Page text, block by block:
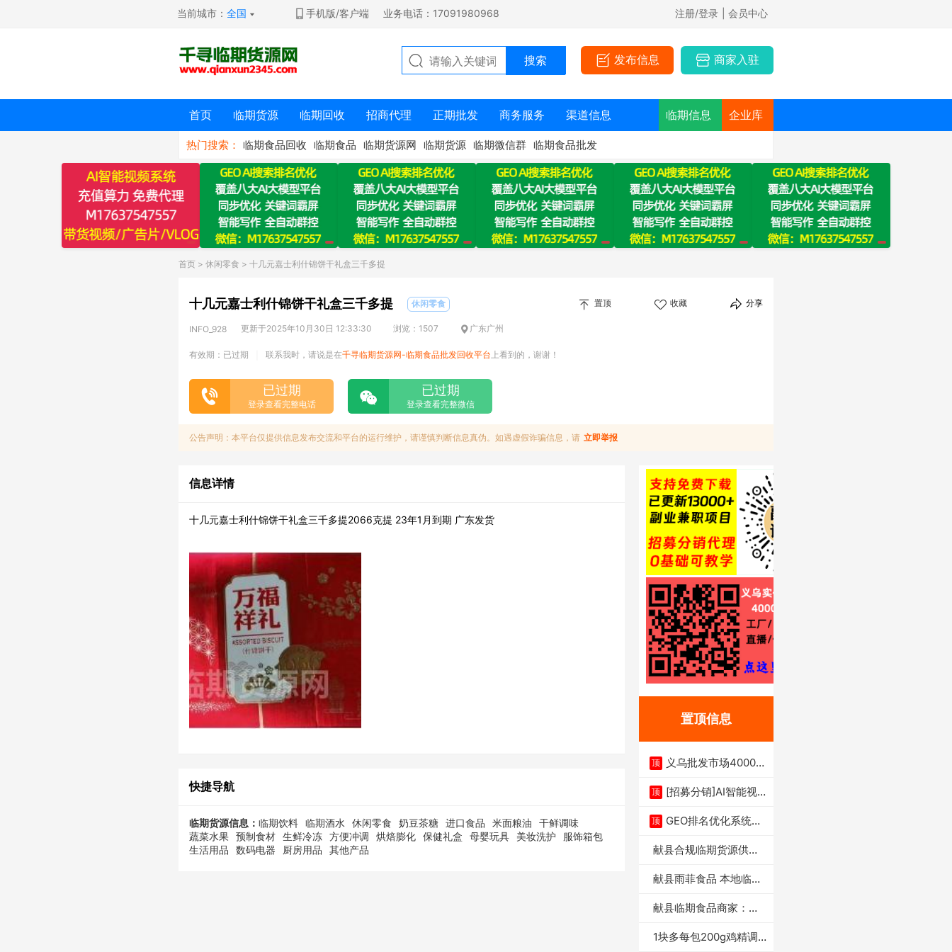
当前城市：全国 手机版/客户端 业务电话：17091980968 注册/登录 | 会员中心
发布信息 商家入驻
首页 临期货源 临期回收 招商代理 正期批发 商务服务 渠道信息 临期信息 企业库
热门搜索： 临期食品回收 临期食品 临期货源网 临期货源 临期微信群 临期食品批发
首页 > 休闲零食 > 十几元嘉士利什锦饼干礼盒三千多提
十几元嘉士利什锦饼干礼盒三千多提 休闲零食 置顶 收藏 分享
INFO_928 更新于2025年10月30日 12:33:30 浏览：1507 广东广州
有效期：已过期 联系我时，请说是在千寻临期货源网-临期食品批发回收平台 上看到的，谢谢！
已过期
登录查看完整电话
已过期
登录查看完整微信
公告声明：本平台仅提供信息发布交流和平台的运行维护，请谨慎判断信息真伪。如遇虚假诈骗信息，请 立即举报
信息详情
十几元嘉士利什锦饼干礼盒三千多提2066克提 23年1月到期 广东发货
快捷导航
临期货源信息： 临期饮料 临期酒水 休闲零食 奶豆茶糖 进口食品 米面粮油
干鲜调味
蔬菜水果 预制食材 生鲜冷冻 方便冲调 烘焙膨化 保健礼盒 母婴玩具 美妆洗护
服饰箱包
生活用品
数码电器 厨房用品 其他产品
置顶信息
顶
义乌批发市场4000多
顶 [招募分销]AI智能视
顶 GEO排名优化系统+A
献县合规临期货源供货
献县雨菲食品 本地临期
献县临期食品商家：献
1块多每包200g鸡精调